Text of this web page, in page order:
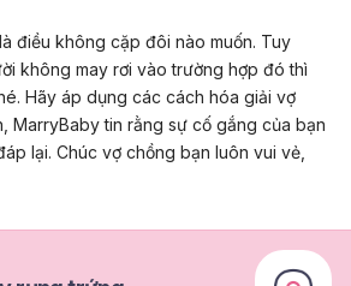
điều không cặp đôi nào muốn. Tuy
không may rơi vào trường hợp đó thì
Hãy áp dụng các cách hóa giải vợ
MarryBaby tin rằng sự cố gắng của bạn
lại. Chúc vợ chồng bạn luôn vui vẻ,